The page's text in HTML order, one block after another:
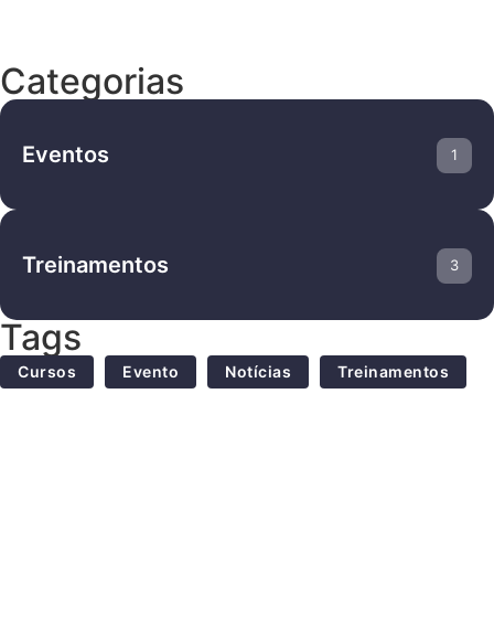
Categorias
Eventos 1
Treinamentos 3
Tags
Cursos Evento Notícias Treinamentos